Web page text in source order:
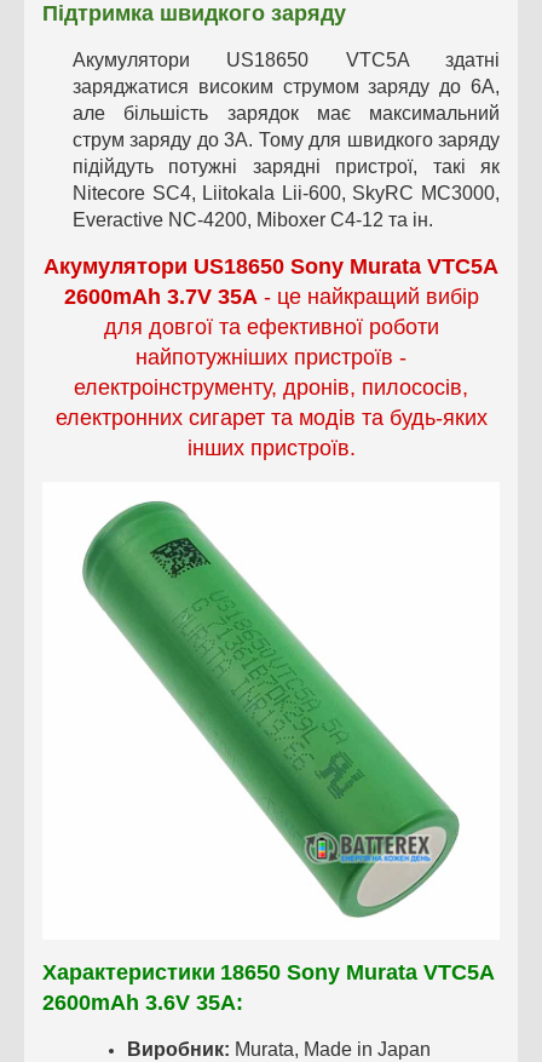
Підтримка швидкого заряду
Акумулятори US18650 VTC5A здатні
заряджатися високим струмом заряду до 6А,
але більшість зарядок має максимальний
струм заряду до 3А. Тому для швидкого заряду
підійдуть потужні зарядні пристрої, такі як
Nitecore SC4, Liitokala Lii-600, SkyRC MC3000,
Everactive NC-4200, Miboxer C4-12 та ін.
Акумулятори US18650 Sony Murata VTC5A
2600mAh 3.7V 35A- це найкращий вибір
для довгої та ефективної роботи
найпотужніших пристроїв -
електроінструменту, дронів, пилососів,
електронних сигарет та модів та будь-яких
інших пристроїв.
Характеристики 18650 Sony Murata VTC5A
2600mAh 3.6V 35A:
Виробник: Murata, Made in Japan